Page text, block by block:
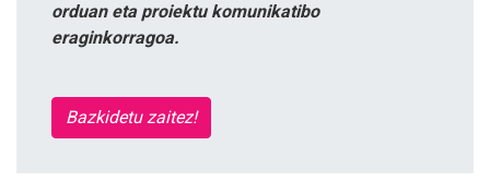
orduan eta proiektu komunikatibo
eraginkorragoa.
Bazkidetu zaitez!